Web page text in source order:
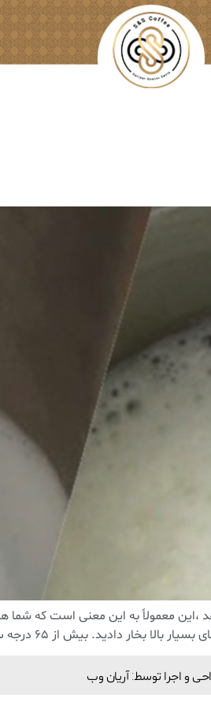
معمولاً به این معنی است که شما
دادید. بیش از 65 درجه سانتیگراد را […]
و اجرا توسط: آریان وب